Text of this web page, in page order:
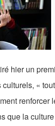
hier un
«
renforcer
que la